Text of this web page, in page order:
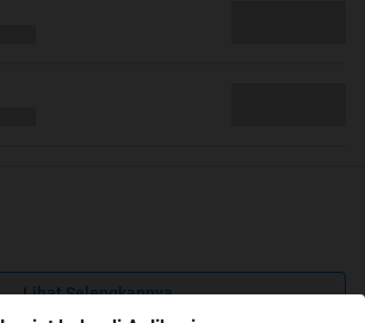
Lihat Selengkapnya